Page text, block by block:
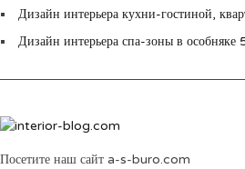
Дизайн интерьера кухни-гостиной,
Дизайн интерьера спа-зоны в особняке
Посетите наш сайт a-s-buro.com